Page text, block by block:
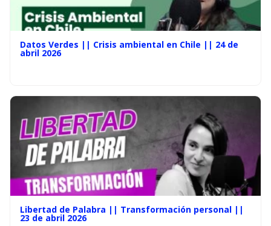
Datos Verdes || Crisis ambiental en Chile || 24 de
abril 2026
Libertad de Palabra || Transformación personal ||
23 de abril 2026